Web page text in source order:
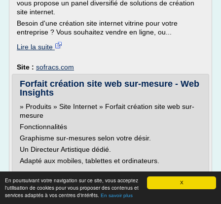
X
En poursuivant votre navigation sur ce site, vous acceptez
l'utilisation de cookies pour vous proposer des contenus et
services adaptés à vos centres d'intérêts. En savoir plus
vous propose un panel diversifié de solutions de création
site internet.
Besoin d'une création site internet vitrine pour votre
entreprise ? Vous souhaitez vendre en ligne, ou...
Lire la suite
Site : sofracs.com
Forfait création site web sur-mesure - Web
Insights
» Produits » Site Internet » Forfait création site web sur-
mesure
Fonctionnalités
Graphisme sur-mesures selon votre désir.
Un Directeur Artistique dédié.
Adapté aux mobiles, tablettes et ordinateurs.
Obtenez les meilleurs mots clés avec volumétrie de
recherches mensuelles sur Google.